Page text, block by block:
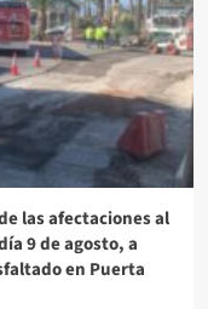
las afectaciones al
9 de agosto, a
en Puerta